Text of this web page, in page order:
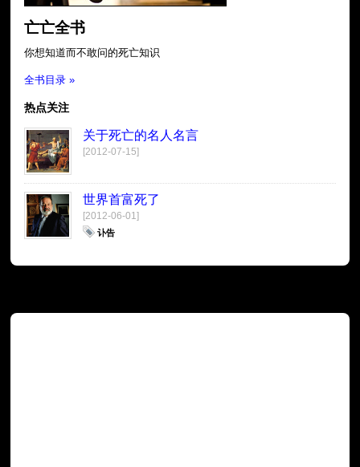
亡亡全书
你想知道而不敢问的死亡知识
全书目录 »
热点关注
关于死亡的名人名言
[2012-07-15]
世界首富死了
[2012-06-01]
讣告